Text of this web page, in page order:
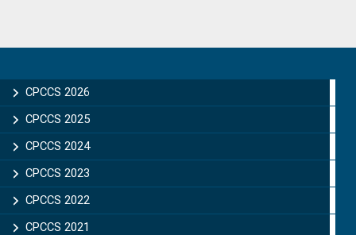
Sidebar
CPCCS 2026
CPCCS 2025
CPCCS 2024
CPCCS 2023
CPCCS 2022
CPCCS 2021